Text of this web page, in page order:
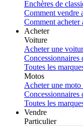
Enchères de
Comment vendre
Comment acheter
Acheter
Voiture
Acheter une
Concessionnaires
Toutes les
Motos
Acheter une moto
Concessionnaires
Toutes les
Vendre
Particulier